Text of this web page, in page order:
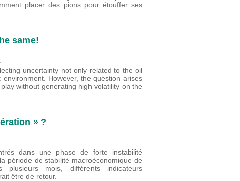
placer des pions pour étouffer ses
same!
uncertainty not only related to the oil
However, the question arises
without generating high volatility on the
» ?
dans une phase de forte instabilité
période de stabilité macroéconomique de
mois, différents indicateurs
être de retour.